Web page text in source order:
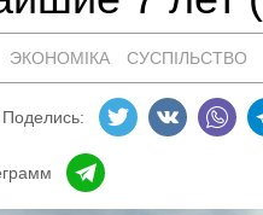
ЭКОНОМІКА СУСПІЛЬСТВО